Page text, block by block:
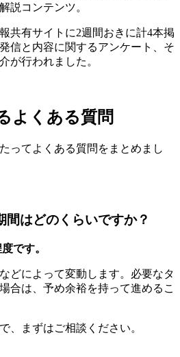
説コンテンツ。
共有サイトに2週間おきに計4本掲
信と内容に関するアンケート、そ
が行われました。
よくある質問
ってよくある質問をまとめまし
間はどのくらいですか？
です。
どによって変動します。必要なタ
合は、予め余裕を持って進めるこ
、まずはご相談ください。